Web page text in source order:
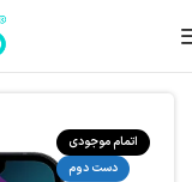
گوشی
اتمام موجودی
دست دوم